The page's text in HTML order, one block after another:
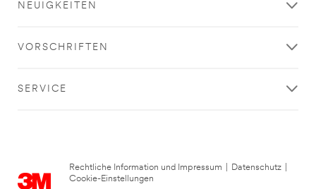
NEUIGKEITEN
VORSCHRIFTEN
SERVICE
Rechtliche Information und Impressum Datenschutz
Cookie-Einstellungen